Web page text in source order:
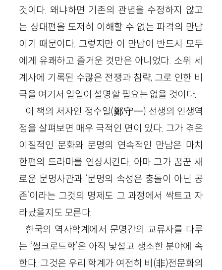
것이다. 왜냐하면 기존의 관념을 수정하지 않고
는 상대편을 도저히 이해할 수 없는 파격의 만남
이기 때문이다. 그렇지만 이 만남이 반드시 모두
에게 유쾌하고 즐거운 것만은 아니었다. 소위 세
계사에 기록된 수많은 전쟁과 침략, 그로 인한 비
극을 여기서 일일이 설명할 필요는 없을 것이다.
이 책의 저자인 정수일(鄭守一) 선생의 인생역
정을 살펴보면 매우 극적인 면이 있다. 그가 겪은
이질적인 문화와 문명의 연속적인 만남은 마치
한편의 드라마를 연상시킨다. 아마 그가 꿈꾼 새
로운 문명사관과 ‘문명의 속성은 충돌이 아닌 공
존’이라는 그것의 명제도 그 과정에서 싹트고 자
라났을지도 모른다.
한국의 역사학계에서 문명간의 교류사를 다루
는 ‘씰크로드학’은 아직 낯설고 생소한 분야에 속
한다. 그것은 우리 학계가 여전히 비(非)전문화의